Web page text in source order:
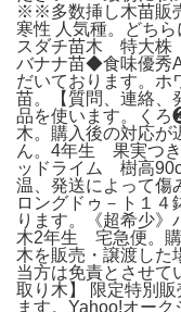
※※多数挿し木苗販
寒性 人気種。どちら
スダチ苗木 特大株
バナナ苗◆食味優秀
だいております。ホ
苗。【質問、連絡、
品を使います。く
木。購入後の対応が
ん。4年生 果実つ
ッドライム 樹高
温、発送によって
ロングドゥ－ト１４
ります。《超希少》
木2年生 宅急便。
木を販売・譲渡した
当方は免責とさせ
取り木】 限定特別
ます。Yahoo!オー